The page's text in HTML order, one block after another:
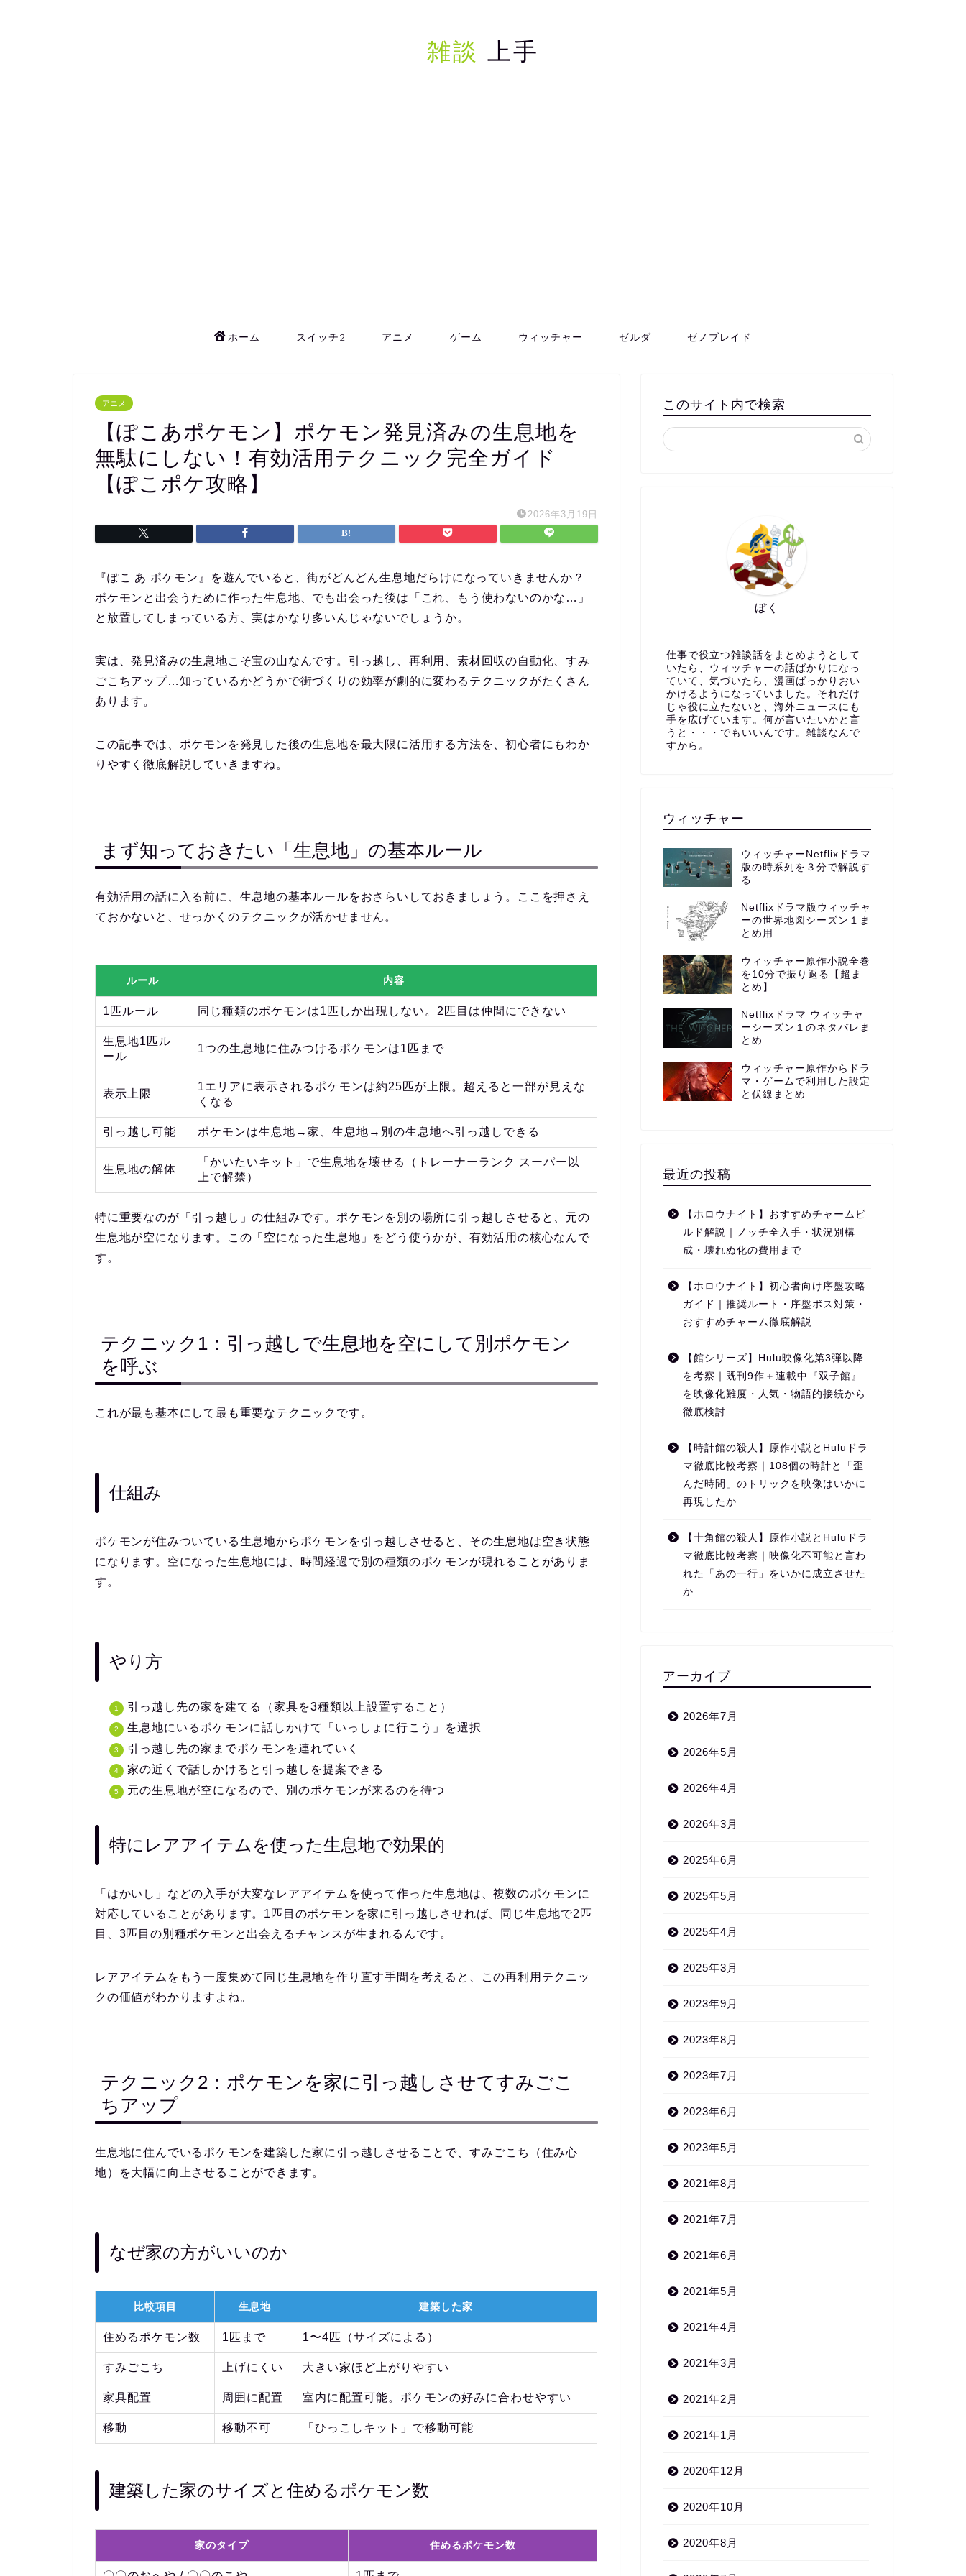
雑談 上手
ホーム スイッチ2 アニメ ゲーム ウィッチャー ゼルダ ゼノブレイド
アニメ
【ぽこあポケモン】ポケモン発見済みの生息地を
無駄にしない！有効活用テクニック完全ガイド
【ぽこポケ攻略】
2026年3月19日
『ぽこ あ ポケモン』
を遊んでいると、街がどんどん生息地だらけになっていきませんか？
ポケモンと出会うために作った生息地、でも出会った後は「これ、もう使わないのかな…」
と放置してしまっている方、実はかなり多いんじゃないでしょうか。
実は、発見済みの生息地こそ宝の山なんです。引っ越し、再利用、素材回収の自動化、すみ
ごこちアップ…知っているかどうかで街づくりの効率が劇的に変わるテクニックがたくさん
あります。
この記事では、ポケモンを発見した後の生息地を最大限に活用する方法を、初心者にもわか
りやすく徹底解説していきますね。
まず知っておきたい「生息地」の基本ルール
有効活用の話に入る前に、生息地の基本ルールをおさらいしておきましょう。ここを押さえ
ておかないと、せっかくのテクニックが活かせません。
ルール 内容
1匹ルール 同じ種類のポケモンは1匹しか出現しない。2匹目は仲間にできない
生息地1匹ル
ール
1つの生息地に住みつけるポケモンは1匹まで
表示上限
1エリアに表示されるポケモンは約25匹が上限。超えると一部が見えな
くなる
引っ越し可能 ポケモンは生息地→家、生息地→別の生息地へ引っ越しできる
生息地の解体
「かいたいキット」で生息地を壊せる（トレーナーランク スーパー以
上で解禁）
特に重要なのが 「引っ越し」の仕組みです。ポケモンを別の場所に引っ越しさせると、元の
生息地が空になります。この「空になった生息地」をどう使うかが、有効活用の核心なんで
す。
テクニック1：引っ越しで生息地を空にして別ポケモン
を呼ぶ
これが最も基本にして最も重要なテクニックです。
仕組み
ポケモンが住みついている生息地からポケモンを引っ越しさせると、その生息地は空き状態
になります。空になった生息地には、 時間経過で別の種類のポケモンが現れることがありま
す 。
やり方
引っ越し先の家を建てる
（家具を3種類以上設置すること）
生息地にいるポケモンに話しかけて
「いっしょに行こう」
を選択
引っ越し先の家までポケモンを連れていく
家の近くで話しかけると 引っ越しを提案できる
元の生息地が空になるので、
別のポケモンが来るのを待つ
特にレアアイテムを使った生息地で効果的
「はかいし」などの 入手が大変なレアアイテム を使って作った生息地は、複数のポケモンに
対応していることがあります。1匹目のポケモンを家に引っ越しさせれば、同じ生息地で2匹
目、3匹目の別種ポケモンと出会えるチャンス が生まれるんです。
レアアイテムをもう一度集めて同じ生息地を作り直す手間を考えると、この再利用テクニッ
クの価値がわかりますよね。
テクニック2：ポケモンを家に引っ越しさせてすみごこ
ちアップ
生息地に住んでいるポケモンを建築した家に引っ越しさせることで、すみごこち（住み心
地）を大幅に向上させることができます。
なぜ家の方がいいのか
比較項目 生息地 建築した家
住めるポケモン数 1匹まで 1〜4匹（サイズによる）
すみごこち 上げにくい 大きい家ほど上がりやすい
家具配置 周囲に配置 室内に配置可能。ポケモンの好みに合わせやすい
移動 移動不可 「ひっこしキット」で移動可能
建築した家のサイズと住めるポケモン数
家のタイプ 住めるポケモン数
このサイト内で検索
ぼく
仕事で役立つ雑談話をまとめようとして
いたら、ウィッチャーの話ばかりになっ
ていて、気づいたら、漫画ばっかりおい
かけるようになっていました。それだけ
じゃ役に立たないと、海外ニュースにも
手を広げています。何が言いたいかと言
うと・・・でもいいんです。雑談なんで
すから。
ウィッチャー
ウィッチャーNetflixドラマ
版の時系列を３分で解説す
る
Netflixドラマ版ウィッチャ
ーの世界地図シーズン１ま
とめ用
ウィッチャー原作小説全巻
を10分で振り返る【超ま
とめ】
Netflixドラマ ウィッチャ
ーシーズン１のネタバレま
とめ
ウィッチャー原作からドラ
マ・ゲームで利用した設定
と伏線まとめ
最近の投稿
【ホロウナイト】おすすめチャームビ
ルド解説｜ノッチ全入手・状況別構
成・壊れぬ化の費用まで
【ホロウナイト】初心者向け序盤攻略
ガイド｜推奨ルート・序盤ボス対策・
おすすめチャーム徹底解説
【館シリーズ】Hulu映像化第3弾以降
を考察｜既刊9作＋連載中『双子館』
を映像化難度・人気・物語的接続から
徹底検討
【時計館の殺人】原作小説とHuluドラ
マ徹底比較考察｜108個の時計と「歪
んだ時間」のトリックを映像はいかに
再現したか
【十角館の殺人】原作小説とHuluドラ
マ徹底比較考察｜映像化不可能と言わ
れた「あの一行」をいかに成立させた
か
アーカイブ
2026年7月
2026年5月
2026年4月
2026年3月
2025年6月
2025年5月
2025年4月
2025年3月
2023年9月
2023年8月
2023年7月
2023年6月
2023年5月
2021年8月
2021年7月
2021年6月
2021年5月
2021年4月
2021年3月
2021年2月
2021年1月
2020年12月
2020年10月
2020年8月